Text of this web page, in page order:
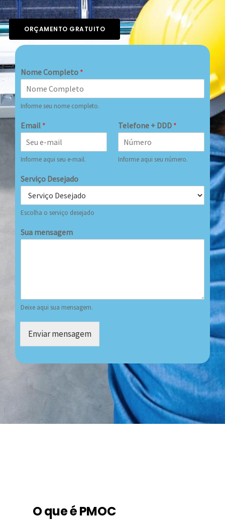
ORÇAMENTO GRATUITO
Nome Completo *
Informe seu nome completo.
Email *
Informe aqui seu e-mail.
Telefone + DDD *
Informe aqui seu número.
Serviço Desejado
Escolha o serviço desejado
Sua mensagem
Deixe aqui sua mensagem.
Enviar mensagem
O que é PMOC